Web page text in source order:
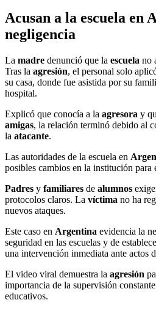
Acusan a la escuela en
negligencia
La madre denunció que la escuela no
Tras la agresión, el personal solo
su casa, donde fue asistida por su
hospital.
Explicó que conocía a la agresora y
amigas, la relación terminó debido al
la atacante.
Las autoridades de la escuela en
posibles cambios en la institución para
Padres y familiares de alumnos
protocolos claros. La víctima no ha
nuevos ataques.
Este caso en Argentina evidencia la
seguridad en las escuelas y de
una intervención inmediata ante actos
El video viral demuestra la agresión
importancia de la supervisión
educativos.